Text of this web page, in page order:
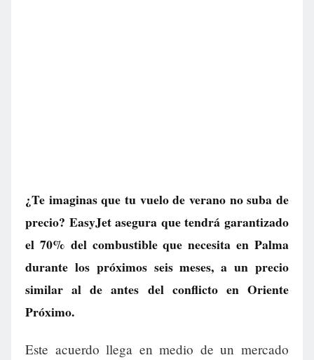
¿Te imaginas que tu vuelo de verano no suba de
precio? EasyJet asegura que tendrá garantizado
el 70% del combustible que necesita en Palma
durante los próximos seis meses, a un precio
similar al de antes del conflicto en Oriente
Próximo.
Este acuerdo llega en medio de un mercado